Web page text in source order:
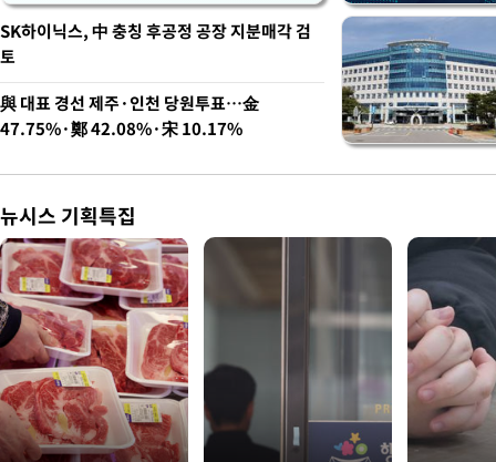
SK하이닉스, 中 충칭 후공정 공장 지분매각 검
토
與 대표 경선 제주·인천 당원투표…金
47.75%·鄭 42.08%·宋 10.17%
뉴시스 기획특집